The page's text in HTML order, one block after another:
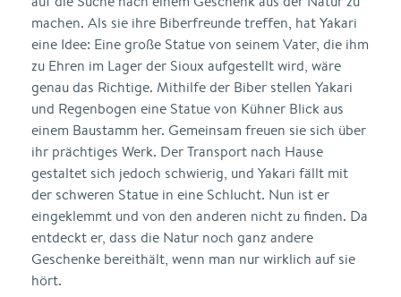
machen. Als sie ihre Biberfreunde treffen, hat Yakari
eine Idee: Eine große Statue von seinem Vater, die ihm
zu Ehren im Lager der Sioux aufgestellt wird, wäre
genau das Richtige. Mithilfe der Biber stellen Yakari
und Regenbogen eine Statue von Kühner Blick aus
einem Baustamm her. Gemeinsam freuen sie sich über
ihr prächtiges Werk. Der Transport nach Hause
gestaltet sich jedoch schwierig, und Yakari fällt mit
der schweren Statue in eine Schlucht. Nun ist er
eingeklemmt und von den anderen nicht zu finden. Da
entdeckt er, dass die Natur noch ganz andere
Geschenke bereithält, wenn man nur wirklich auf sie
hört.